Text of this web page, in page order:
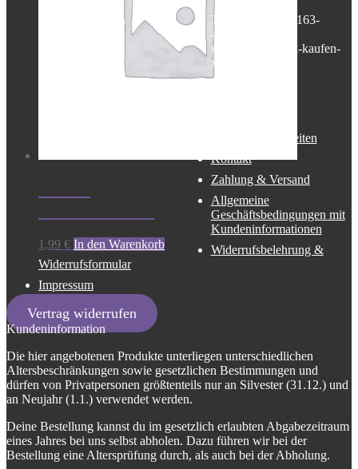
1,99 € In den Warenkorb
Telefon: +49 (0) 163-
4486203
shop@feuerwerk-kaufen-
xxl.de
Ladenöffnungszeiten
Kontakt
Zahlung & Versand
Allgemeine
Geschäftsbedingungen mit
Kundeninformationen
Widerrufsbelehrung &
Widerrufsformular
Impressum
Vertrag widerrufen
Kundeninformation
Die hier angebotenen Produkte unterliegen unterschiedlichen
Altersbeschränkungen sowie gesetzlichen Bestimmungen und
dürfen von Privatpersonen größtenteils nur an Silvester (31.12.) und
an Neujahr (1.1.) verwendet werden.
Deine Bestellung kannst du im gesetzlich erlaubten Abgabezeitraum
eines Jahres bei uns selbst abholen. Dazu führen wir bei der
Bestellung eine Altersprüfung durch, als auch bei der Abholung.